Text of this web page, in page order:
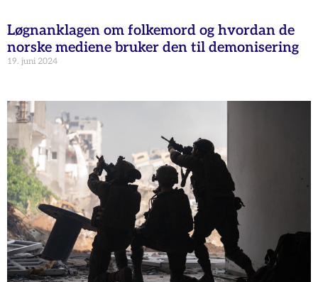
Løgnanklagen om folkemord og hvordan de
norske mediene bruker den til demonisering
19. juni 2024